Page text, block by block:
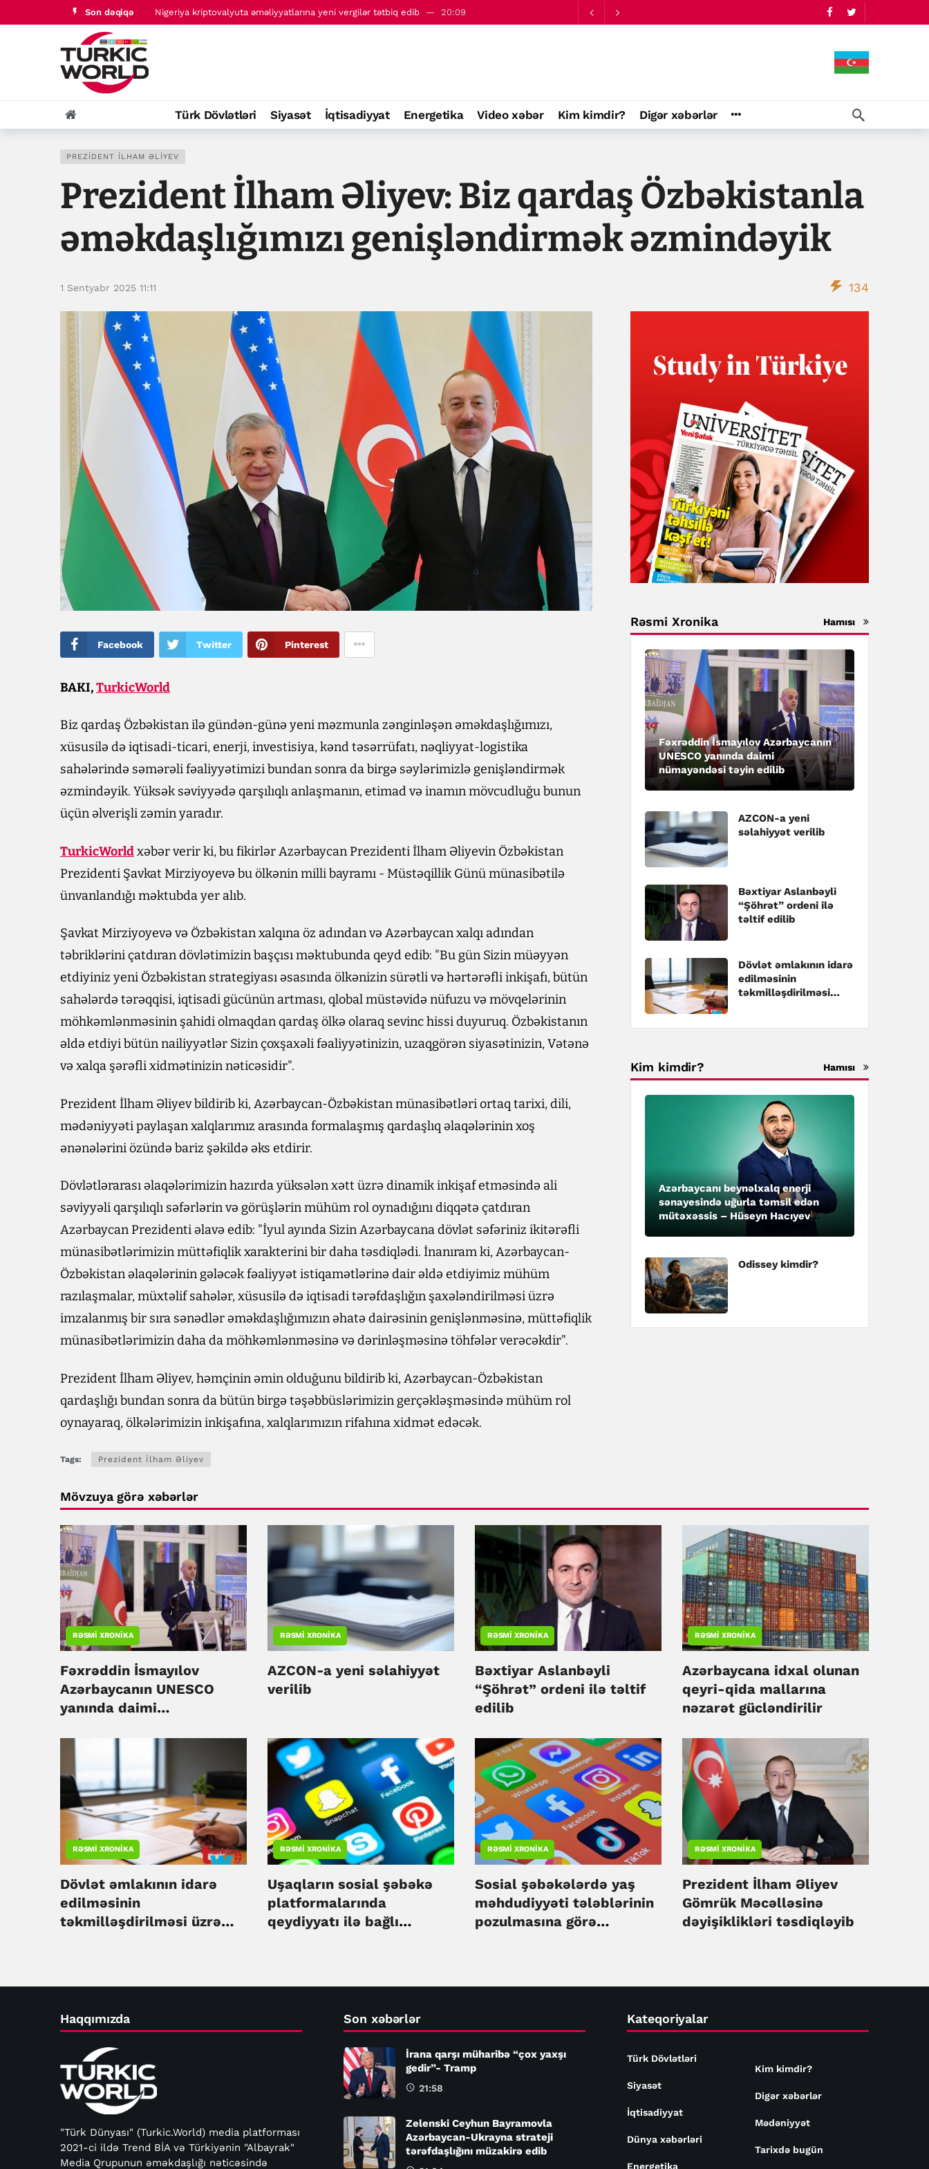
Son dəqiqə Nigeriya kriptovalyuta əməliyyatlarına yeni vergilər tətbiq edib 20:09
Türk Dövlətləri Siyasət İqtisadiyyat Energetika Video xəbər Kim kimdir? Digər xəbərlər
PREZIDENT İLHAM ƏLIYEV
Prezident İlham Əliyev: Biz qardaş Özbəkistanla
əməkdaşlığımızı genişləndirmək əzmindəyik
1 Sentyabr 2025 11:11 134
Facebook Twitter Pinterest
BAKI,TurkicWorld
Biz qardaş Özbəkistan ilə gündən-günə yeni məzmunla zənginləşən əməkdaşlığımızı,
xüsusilə də iqtisadi-ticari, enerji, investisiya, kənd təsərrüfatı, nəqliyyat-logistika
sahələrində səmərəli fəaliyyətimizi bundan sonra da birgə səylərimizlə genişləndirmək
əzmindəyik. Yüksək səviyyədə qarşılıqlı anlaşmanın, etimad və inamın mövcudluğu bunun
üçün əlverişli zəmin yaradır.
TurkicWorldxəbər verir ki, bu fikirlər Azərbaycan Prezidenti İlham Əliyevin Özbəkistan
Prezidenti Şavkat Mirziyoyevə bu ölkənin milli bayramı - Müstəqillik Günü münasibətilə
ünvanlandığı məktubda yer alıb.
Şavkat Mirziyoyevə və Özbəkistan xalqına öz adından və Azərbaycan xalqı adından
təbriklərini çatdıran dövlətimizin başçısı məktubunda qeyd edib: "Bu gün Sizin müəyyən
etdiyiniz yeni Özbəkistan strategiyası əsasında ölkənizin sürətli və hərtərəfli inkişafı, bütün
sahələrdə tərəqqisi, iqtisadi gücünün artması, qlobal müstəvidə nüfuzu və mövqelərinin
möhkəmlənməsinin şahidi olmaqdan qardaş ölkə olaraq sevinc hissi duyuruq. Özbəkistanın
əldə etdiyi bütün nailiyyətlər Sizin çoxşaxəli fəaliyyətinizin, uzaqgörən siyasətinizin, Vətənə
və xalqa şərəfli xidmətinizin nəticəsidir".
Prezident İlham Əliyev bildirib ki, Azərbaycan-Özbəkistan münasibətləri ortaq tarixi, dili,
mədəniyyəti paylaşan xalqlarımız arasında formalaşmış qardaşlıq əlaqələrinin xoş
ənənələrini özündə bariz şəkildə əks etdirir.
Dövlətlərarası əlaqələrimizin hazırda yüksələn xətt üzrə dinamik inkişaf etməsində ali
səviyyəli qarşılıqlı səfərlərin və görüşlərin mühüm rol oynadığını diqqətə çatdıran
Azərbaycan Prezidenti əlavə edib: "İyul ayında Sizin Azərbaycana dövlət səfəriniz ikitərəfli
münasibətlərimizin müttəfiqlik xarakterini bir daha təsdiqlədi. İnanıram ki, Azərbaycan-
Özbəkistan əlaqələrinin gələcək fəaliyyət istiqamətlərinə dair əldə etdiyimiz mühüm
razılaşmalar, müxtəlif sahələr, xüsusilə də iqtisadi tərəfdaşlığın şaxələndirilməsi üzrə
imzalanmış bir sıra sənədlər əməkdaşlığımızın əhatə dairəsinin genişlənməsinə, müttəfiqlik
münasibətlərimizin daha da möhkəmlənməsinə və dərinləşməsinə töhfələr verəcəkdir".
Prezident İlham Əliyev, həmçinin əmin olduğunu bildirib ki, Azərbaycan-Özbəkistan
qardaşlığı bundan sonra da bütün birgə təşəbbüslərimizin gerçəkləşməsində mühüm rol
oynayaraq, ölkələrimizin inkişafına, xalqlarımızın rifahına xidmət edəcək.
Tags: Prezident İlham Əliyev
Rəsmi Xronika Hamısı
Fəxrəddin İsmayılov Azərbaycanın
UNESCO yanında daimi
nümayəndəsi təyin edilib
AZCON-a yeni
səlahiyyət verilib
Bəxtiyar Aslanbəyli
“Şöhrət” ordeni ilə
təltif edilib
Dövlət əmlakının idarə
edilməsinin
təkmilləşdirilməsi
Kim kimdir? Hamısı
Azərbaycanı beynəlxalq enerji
sənayesində uğurla təmsil edən
mütəxəssis – Hüseyn Hacıyev
Odissey kimdir?
Mövzuya görə xəbərlər
RƏSMI XRONIKA
Fəxrəddin İsmayılov
Azərbaycanın UNESCO
yanında daimi
RƏSMI XRONIKA
AZCON-a yeni səlahiyyət
verilib
RƏSMI XRONIKA
Bəxtiyar Aslanbəyli
“Şöhrət” ordeni ilə təltif
edilib
RƏSMI XRONIKA
Azərbaycana idxal olunan
qeyri-qida mallarına
nəzarət gücləndirilir
RƏSMI XRONIKA
Dövlət əmlakının idarə
edilməsinin
təkmilləşdirilməsi üzrə
RƏSMI XRONIKA
Uşaqların sosial şəbəkə
platformalarında
qeydiyyatı ilə bağlı
RƏSMI XRONIKA
Sosial şəbəkələrdə yaş
məhdudiyyəti tələblərinin
pozulmasına görə
RƏSMI XRONIKA
Prezident İlham Əliyev
Gömrük Məcəlləsinə
dəyişiklikləri təsdiqləyib
Haqqımızda
"Türk Dünyası" (Turkic.World) media platforması
2021-ci ildə Trend BİA və Türkiyənin "Albayrak"
Media Qrupunun əməkdaşlığı nəticəsində
Son xəbərlər
İrana qarşı müharibə “çox yaxşı
gedir”- Tramp
21:58
Zelenski Ceyhun Bayramovla
Azərbaycan-Ukrayna strateji
tərəfdaşlığını müzakirə edib
Kateqoriyalar
Türk Dövlətləri
Siyasət
İqtisadiyyat
Dünya xəbərləri
Energetika
Kim kimdir?
Digər xəbərlər
Mədəniyyət
Tarixdə bugün